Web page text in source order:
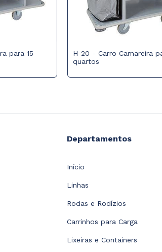
para 15
H-20 - Carro Camareira
quartos
Departamentos
Início
Linhas
Rodas e Rodízios
Carrinhos para Carga
Lixeiras e Containers